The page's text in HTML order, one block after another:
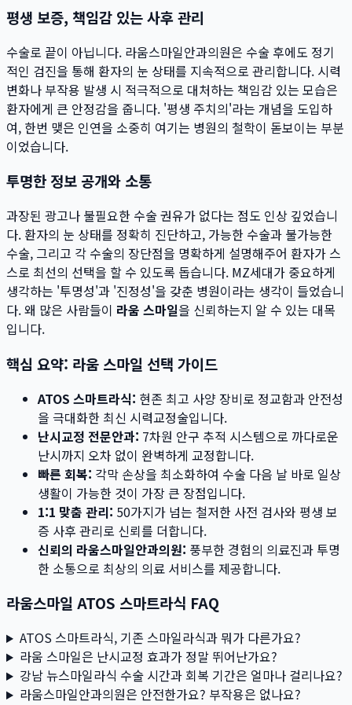
평생 보증, 책임감 있는 사후 관리
수술로 끝이 아닙니다. 라움스마일안과의원은 수술 후에도 정기
적인 검진을 통해 환자의 눈 상태를 지속적으로 관리합니다. 시력
변화나 부작용 발생 시 적극적으로 대처하는 책임감 있는 모습은
환자에게 큰 안정감을 줍니다. '평생 주치의'라는 개념을 도입하
여, 한번 맺은 인연을 소중히 여기는 병원의 철학이 돋보이는 부분
이었습니다.
투명한 정보 공개와 소통
과장된 광고나 불필요한 수술 권유가 없다는 점도 인상 깊었습니
다. 환자의 눈 상태를 정확히 진단하고, 가능한 수술과 불가능한
수술, 그리고 각 수술의 장단점을 명확하게 설명해주어 환자가 스
스로 최선의 선택을 할 수 있도록 돕습니다. MZ세대가 중요하게
생각하는 '투명성'과 '진정성'을 갖춘 병원이라는 생각이 들었습니
다. 왜 많은 사람들이 라움 스마일을 신뢰하는지 알 수 있는 대목
입니다.
핵심 요약: 라움 스마일 선택 가이드
ATOS 스마트라식: 현존 최고 사양 장비로 정교함과 안전성
을 극대화한 최신 시력교정술입니다.
난시교정 전문안과: 7차원 안구 추적 시스템으로 까다로운
난시까지 오차 없이 완벽하게 교정합니다.
빠른 회복: 각막 손상을 최소화하여 수술 다음 날 바로 일상
생활이 가능한 것이 가장 큰 장점입니다.
1:1 맞춤 관리: 50가지가 넘는 철저한 사전 검사와 평생 보
증 사후 관리로 신뢰를 더합니다.
신뢰의 라움스마일안과의원: 풍부한 경험의 의료진과 투명
한 소통으로 최상의 의료 서비스를 제공합니다.
라움스마일 ATOS 스마트라식 FAQ
ATOS 스마트라식, 기존 스마일라식과 뭐가 다른가요?
라움 스마일은 난시교정 효과가 정말 뛰어난가요?
강남 뉴스마일라식 수술 시간과 회복 기간은 얼마나 걸리나요?
라움스마일안과의원은 안전한가요? 부작용은 없나요?